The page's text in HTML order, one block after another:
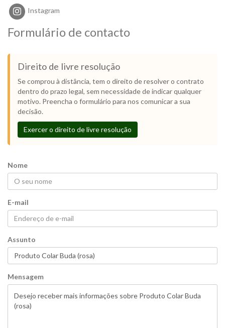
Instagram
Formulário de contacto
Direito de livre resolução
Se comprou à distância, tem o direito de resolver o contrato
dentro do prazo legal, sem necessidade de indicar qualquer
motivo. Preencha o formulário para nos comunicar a sua
decisão.
Exercer o direito de livre resolução
Nome
E-mail
Assunto
Mensagem